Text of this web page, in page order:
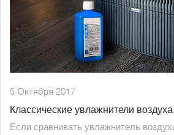
5 Октября 2017
Классические увлажнители
Если сравнивать увлажнитель